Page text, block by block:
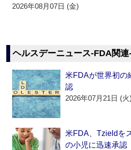
2026年08月07日 (金)
ヘルスデーニュース‐FDA関連
米FDAが世界初の
認
2026年07月21日 (火)
米FDA、Tzieldを
の小児に迅速承認